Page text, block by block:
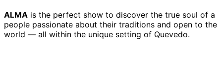
ALMA is the perfect show to discover the true soul of a
people passionate about their traditions and open to the
world — all within the unique setting of Quevedo.